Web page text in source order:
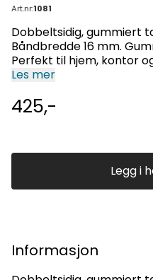
Art.nr:1081
Dobbeltsidig, gummiert
Båndbredde 16 mm.
Perfekt til hjem, kontor
Beskyttelsesbånd av
Les mer
425,-
Legg i
Informasjon